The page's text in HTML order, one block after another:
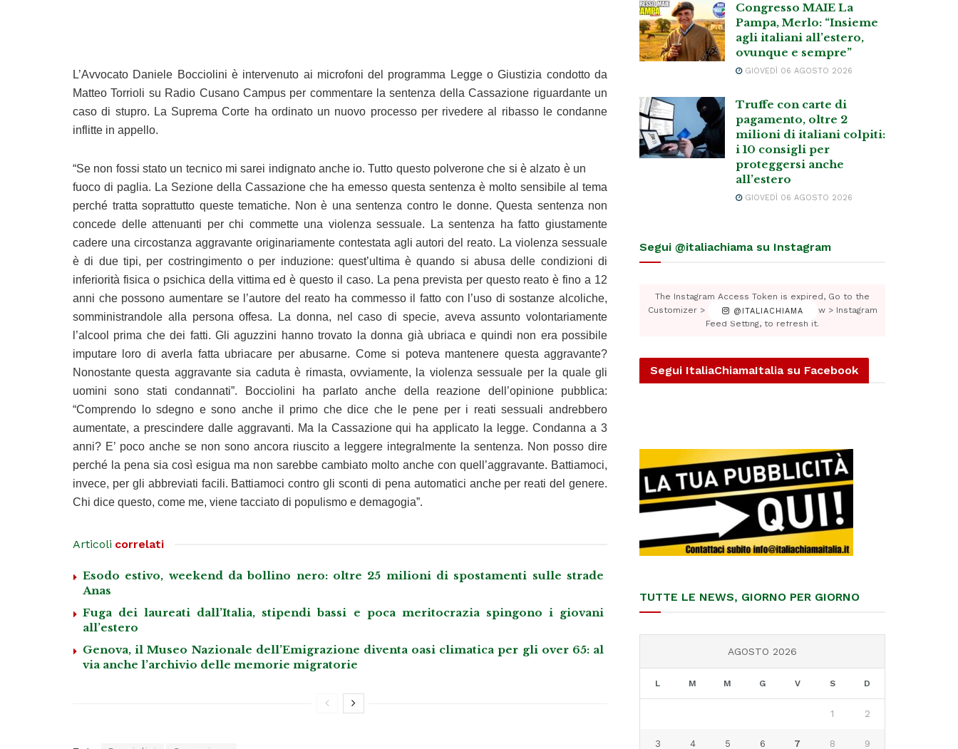
L’Avvocato Daniele Bocciolini è intervenuto ai microfoni del programma Legge o Giustizia condotto da
Matteo Torrioli su Radio Cusano Campus per commentare la sentenza della Cassazione riguardante un
caso di stupro. La Suprema Corte ha ordinato un nuovo processo per rivedere al ribasso le condanne
inflitte in appello.
“Se non fossi stato un tecnico mi sarei indignato anche io. Tutto questo polverone che si è alzato è un
fuoco di paglia. La Sezione della Cassazione che ha emesso questa sentenza è molto sensibile al tema
perché tratta soprattutto queste tematiche. Non è una sentenza contro le donne. Questa sentenza non
concede delle attenuanti per chi commette una violenza sessuale. La sentenza ha fatto giustamente
cadere una circostanza aggravante originariamente contestata agli autori del reato. La violenza sessuale
è di due tipi, per costringimento o per induzione: quest’ultima è quando si abusa delle condizioni di
inferiorità fisica o psichica della vittima ed è questo il caso. La pena prevista per questo reato è fino a 12
anni che possono aumentare se l’autore del reato ha commesso il fatto con l’uso di sostanze alcoliche,
somministrandole alla persona offesa. La donna, nel caso di specie, aveva assunto volontariamente
l’alcool prima che dei fatti. Gli aguzzini hanno trovato la donna già ubriaca e quindi non era possibile
imputare loro di averla fatta ubriacare per abusarne. Come si poteva mantenere questa aggravante?
Nonostante questa aggravante sia caduta è rimasta, ovviamente, la violenza sessuale per la quale gli
uomini sono stati condannati”. Bocciolini ha parlato anche della reazione dell’opinione pubblica:
“Comprendo lo sdegno e sono anche il primo che dice che le pene per i reati sessuali andrebbero
aumentate, a prescindere dalle aggravanti. Ma la Cassazione qui ha applicato la legge. Condanna a 3
anni? E’ poco anche se non sono ancora riuscito a leggere integralmente la sentenza. Non posso dire
perché la pena sia così esigua ma non sarebbe cambiato molto anche con quell’aggravante. Battiamoci,
invece, per gli abbreviati facili. Battiamoci contro gli sconti di pena automatici anche per reati del genere.
Chi dice questo, come me, viene tacciato di populismo e demagogia”.
Articoli correlati
Esodo estivo, weekend da bollino nero: oltre 25 milioni di spostamenti sulle strade
Anas
Fuga dei laureati dall’Italia, stipendi bassi e poca meritocrazia spingono i giovani
all’estero
Genova, il Museo Nazionale dell’Emigrazione diventa oasi climatica per gli over 65: al
via anche l’archivio delle memorie migratorie
Congresso MAIE La
Pampa, Merlo: “Insieme
agli italiani all’estero,
ovunque e sempre”
GIOVEDÌ 06 AGOSTO 2026
Truffe con carte di
pagamento, oltre 2
milioni di italiani colpiti:
i 10 consigli per
proteggersi anche
all’estero
GIOVEDÌ 06 AGOSTO 2026
Segui @italiachiama su Instagram
@ITALIACHIAMA
The Instagram Access Token is expired, Go to the
Customizer > JNews : Social, Like & View > Instagram
Feed Setting, to refresh it.
Segui ItaliaChiamaItalia su Facebook
TUTTE LE NEWS, GIORNO PER GIORNO
AGOSTO 2026
L M M G V S D
1 2
3 4 5 6 7 8 9